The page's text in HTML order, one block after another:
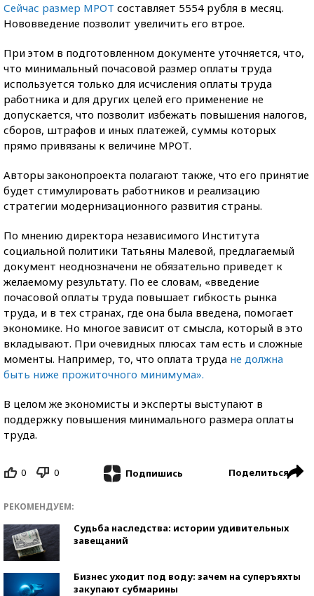
Сейчас размер МРОТ составляет 5554 рубля в месяц.
Нововведение позволит увеличить его втрое.
При этом в подготовленном документе уточняется, что,
что минимальный почасовой размер оплаты труда
используется только для исчисления оплаты труда
работника и для других целей его применение не
допускается, что позволит избежать повышения налогов,
сборов, штрафов и иных платежей, суммы которых
прямо привязаны к величине МРОТ.
Авторы законопроекта полагают также, что его принятие
будет стимулировать работников и реализацию
стратегии модернизационного развития страны.
По мнению директора независимого Института
социальной политики Татьяны Малевой, предлагаемый
документ неоднозначени не обязательно приведет к
желаемому результату. По ее словам, «введение
почасовой оплаты труда повышает гибкость рынка
труда, и в тех странах, где она была введена, помогает
экономике. Но многое зависит от смысла, который в это
вкладывают. При очевидных плюсах там есть и сложные
моменты. Например, то, что оплата труда не должна
быть ниже прожиточного минимума».
В целом же экономисты и эксперты выступают в
поддержку повышения минимального размера оплаты
труда.
0 0 Подпишись Поделиться
РЕКОМЕНДУЕМ:
Судьба наследства: истории удивительных
завещаний
Бизнес уходит под воду: зачем на суперъяхты
закупают субмарины